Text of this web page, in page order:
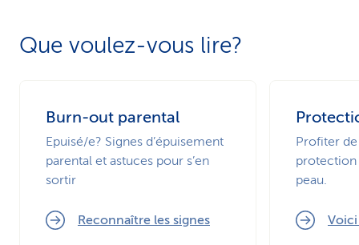
Que voulez-vous lire?
Burn-out parental
Epuisé/e? Signes d’épuisement
parental et astuces pour s’en
sortir
Reconnaître les signes
Profiter de
protection
peau.